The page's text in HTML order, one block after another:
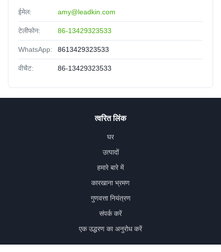
ईमेल: amy@leadkin.com
टेलीफोन: 86-13429323533
WhatsApp: 8613429323533
वीचैट: 86-13429323533
त्वरित लिंक
घर
उत्पादों
हमारे बारे में
कारखाना भ्रमण
गुणवत्ता नियंत्रण
संपर्क करें
एक उद्धरण का अनुरोध करें